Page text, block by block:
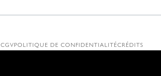
CGVPOLITIQUE DE CONFIDENTIALITÉCRÉDITS